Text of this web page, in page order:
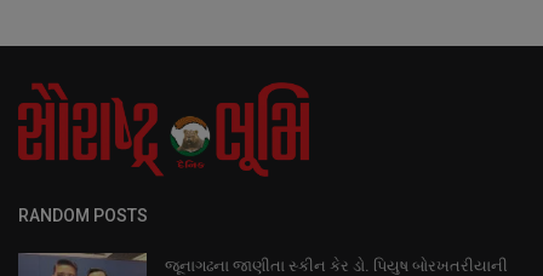
RANDOM POSTS
જૂનાગઢના જાણીતા સ્કીન કેર ડો. પિયુષ બોરખતરીયાની